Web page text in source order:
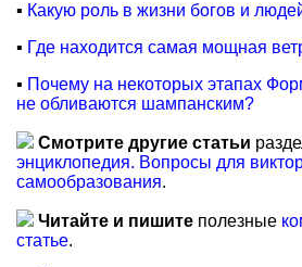
▪ Какую роль в жизни богов и
▪ Где находится самая мощная
▪ Почему на некоторых этапах
не обливаются шампанским?
Смотрите другие статьи
энциклопедия. Вопросы для
самообразования.
Читайте и пишите полезные
статье.